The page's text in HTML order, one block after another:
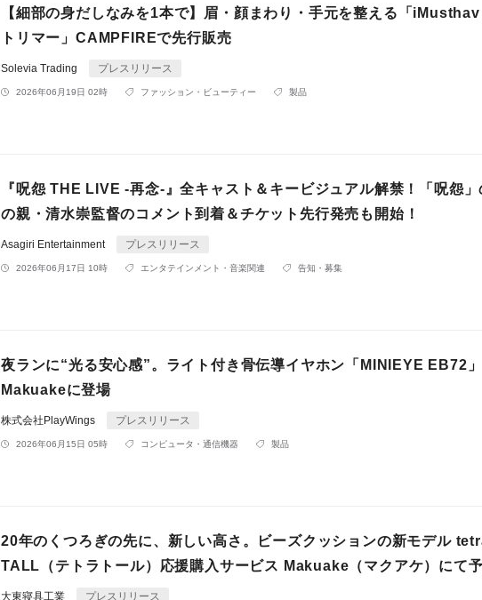
【細部の身だしなみを1本で】眉・顔まわり・手元を整える「
トリマー」CAMPFIREで先行販売
Solevia Trading プレスリリース
2026年06月19日 02時 ファッション・ビューティー 製品
『呪怨 THE LIVE -再念-』全キャスト＆キービジュアル解禁！「呪怨」
の親・清水崇監督のコメント到着＆チケット先行発売も開始！
Asagiri Entertainment プレスリリース
2026年06月17日 10時 エンタテインメント・音楽関連 告知・募集
夜ランに“光る安心感”。ライト付き骨伝導イヤホン「MINIEYE EB72
Makuakeに登場
株式会社PlayWings プレスリリース
2026年06月15日 05時 コンピュータ・通信機器 製品
20年のくつろぎの先に、新しい高さ。ビーズクッションの新モデル
TALL（テトラトール）応援購入サービス Makuake（マクアケ）にて
大東寝具工業 プレスリリース